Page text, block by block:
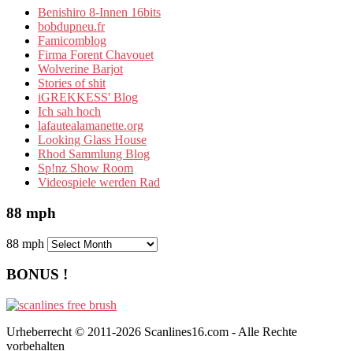
Benishiro 8-Innen 16bits
bobdupneu.fr
Famicomblog
Firma Forent Chavouet
Wolverine Barjot
Stories of shit
iGREKKESS' Blog
Ich sah hoch
lafautealamanette.org
Looking Glass House
Rhod Sammlung Blog
Sp!nz Show Room
Videospiele werden Rad
88 mph
88 mph
BONUS !
Urheberrecht © 2011-2026 Scanlines16.com - Alle Rechte
vorbehalten